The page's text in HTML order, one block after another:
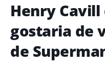
Henry Cavill
gostaria de
de